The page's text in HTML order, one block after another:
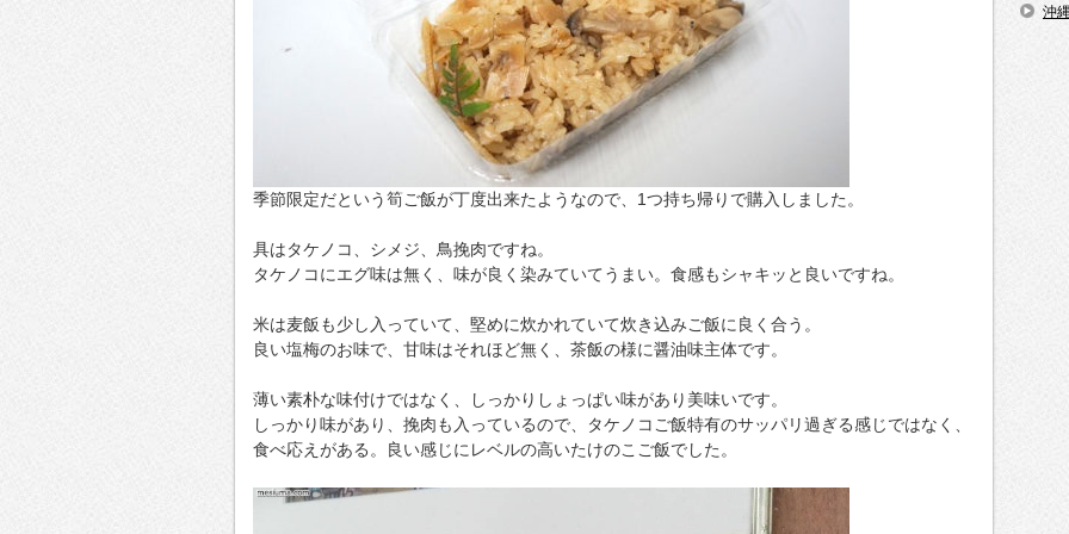
季節限定だという筍ご飯が丁度出来たようなので、1つ持ち帰りで購入しました。
具はタケノコ、シメジ、鳥挽肉ですね。
タケノコにエグ味は無く、味が良く染みていてうまい。食感もシャキッと良いですね。
米は麦飯も少し入っていて、堅めに炊かれていて炊き込みご飯に良く合う。
良い塩梅のお味で、甘味はそれほど無く、茶飯の様に醤油味主体です。
薄い素朴な味付けではなく、しっかりしょっぱい味があり美味いです。
しっかり味があり、挽肉も入っているので、タケノコご飯特有のサッパリ過ぎる感じではなく、
食べ応えがある。良い感じにレベルの高いたけのこご飯でした。
沖